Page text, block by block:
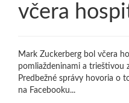
včera
Mark Zuckerberg bol včera
pomliaždeninami a trieštivou
Predbežné správy hovoria o
na Facebooku...